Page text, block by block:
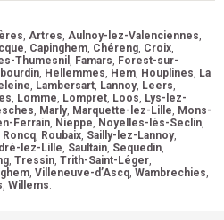
, Artres, Aulnoy-lez-Valenciennes,
, Capinghem, Chéreng, Croix,
Thumesnil , Famars, Forest-sur-
, Hellemmes, Hem, Houplines, La
, Lambersart, Lannoy, Leers,
, Lomme, Lompret, Loos, Lys-lez-
, Marly, Marquette-lez-Lille, Mons-
Ferrain, Nieppe, Noyelles-lès-Seclin,
Roncq, Roubaix, Sailly-lez-Lannoy,
lez-Lille, Saultain, Sequedin,
, Tressin, Trith-Saint-Léger,
, Villeneuve-d’Ascq, Wambrechies,
, Willems.